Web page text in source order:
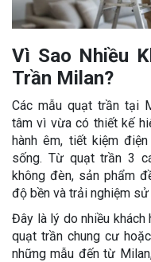
Vì Sao Nhiều
Trần Milan?
Các mẫu quạt trần tại
tâm vì vừa có thiết kế
hành êm, tiết kiệm
sống. Từ quạt trần 3
không đèn, sản phẩm
độ bền và trải nghiệm sử
Đây là lý do nhiều khách
quạt trần chung cư
những mẫu đến từ